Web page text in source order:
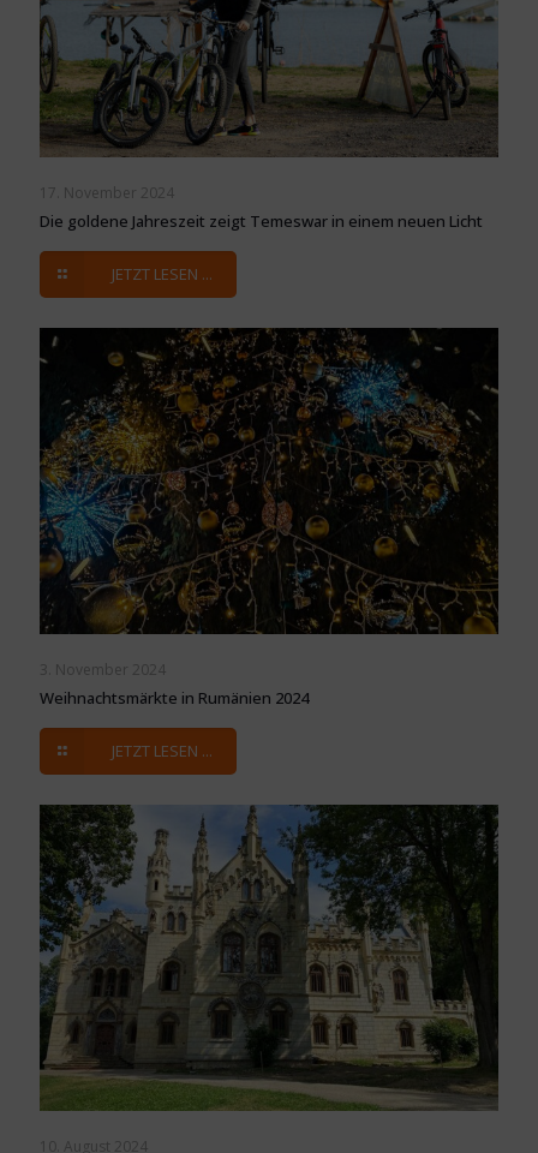
17. November 2024
Die goldene Jahreszeit zeigt Temeswar in einem neuen Licht
JETZT LESEN ...
3. November 2024
Weihnachtsmärkte in Rumänien 2024
JETZT LESEN ...
10. August 2024